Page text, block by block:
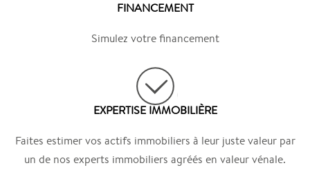
FINANCEMENT
Simulez votre financement
EXPERTISE IMMOBILIÈRE
Faites estimer vos actifs immobiliers à leur juste valeur par
un de nos experts immobiliers agréés en valeur vénale.